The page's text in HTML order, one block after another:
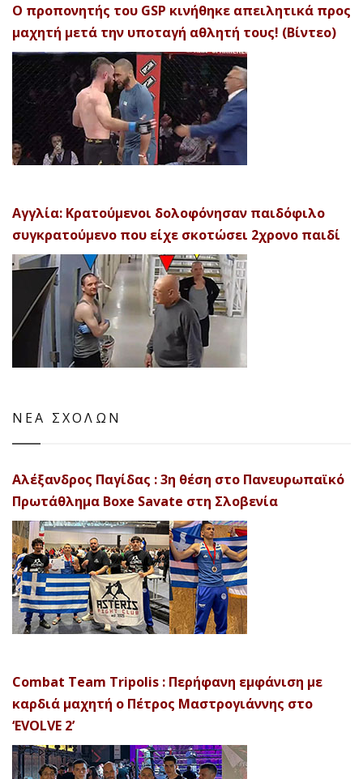
Ο προπονητής του GSP κινήθηκε απειλητικά προς
μαχητή μετά την υποταγή αθλητή τους! (Βίντεο)
Αγγλία: Κρατούμενοι δολοφόνησαν παιδόφιλο
συγκρατούμενο που είχε σκοτώσει 2χρονο παιδί
ΝΕΑ ΣΧΟΛΩΝ
Αλέξανδρος Παγίδας : 3η θέση στο Πανευρωπαϊκό
Πρωτάθλημα Boxe Savate στη Σλοβενία
Combat Team Tripolis : Περήφανη εμφάνιση με
καρδιά μαχητή ο Πέτρος Μαστρογιάννης στο
‘EVOLVE 2’